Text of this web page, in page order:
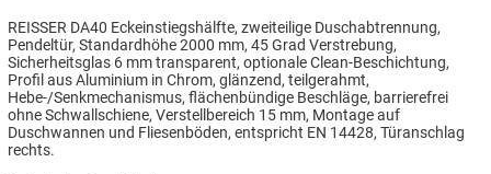
REISSER DA40 Eckeinstiegshälfte, zweiteilige Duschabtrennung,
Pendeltür, Standardhöhe 2000 mm, 45 Grad Verstrebung,
Sicherheitsglas 6 mm transparent, optionale Clean-Beschichtung,
Profil aus Aluminium in Chrom, glänzend, teilgerahmt,
Hebe-/Senkmechanismus, flächenbündige Beschläge, barrierefrei
ohne Schwallschiene, Verstellbereich 15 mm, Montage auf
Duschwannen und Fliesenböden, entspricht EN 14428, Türanschlag
rechts.